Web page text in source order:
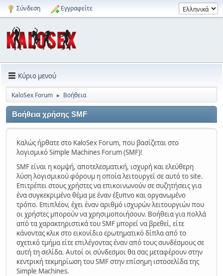
Σύνδεση Εγγραφείτε
Κύριο μενού
KaloSex Forum ► Βοήθεια
Βοήθεια χρήσης SMF
Καλώς ήρθατε στο KaloSex Forum, που βασίζεται στο
λογισμικό Simple Machines Forum (SMF)!
SMF είναι η κομψή, αποτελεσματική, ισχυρή και ελεύθερη
λύση λογισμικού φόρουμ η οποία λειτουργεί σε αυτό το site.
Επιτρέπει στους χρήστες να επικοινωνούν σε συζητήσεις για
ένα συγκεκριμένο θέμα με έναν έξυπνο και οργανωμένο
τρόπο. Επιπλέον, έχει έναν αριθμό ισχυρών λειτουργιών που
οι χρήστες μπορούν να χρησιμοποιήσουν. Βοήθεια για πολλά
από τα χαρακτηριστικά του SMF μπορεί να βρεθεί, είτε
κάνοντας κλικ στο εικονίδιο ερωτηματικό δίπλα από το
σχετικό τμήμα είτε επιλέγοντας έναν από τους συνδέσμους σε
αυτή τη σελίδα. Αυτοί οι σύνδεσμοι θα σας μεταφέρουν στην
κεντρική τεκμηρίωση του SMF στην επίσημη ιστοσελίδα της
Simple Machines.